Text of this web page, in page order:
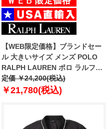
【WEB限定価格】ブランドセー
ル 大きいサイズ メンズ POLO
RALPH LAUREN ポロ ラルフロ
ーレン 鹿の子 半袖 ポロシャツ
USA直輸入 710782858
定価 ￥24,200(税込)
￥21,780(税込)